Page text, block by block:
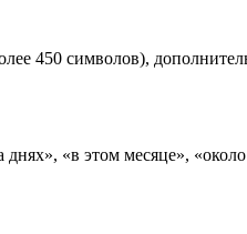
450 символов),
«в этом месяце»,